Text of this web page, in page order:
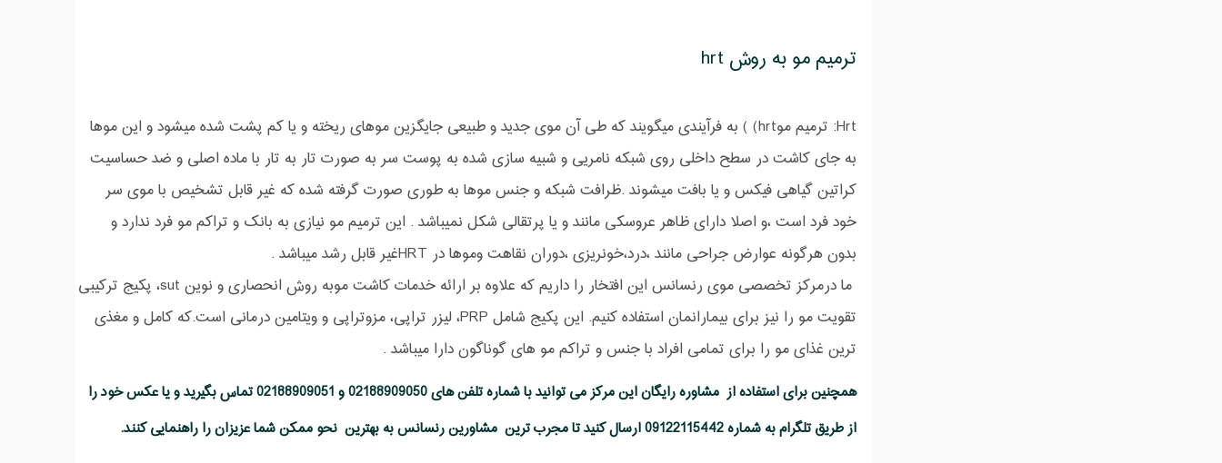
ترمیم مو به روش hrt
Hrt: ترمیم موhrt) ) به فرآیندی میگویند که طی آن موی جدید و طبیعی جایگزین موهای ریخته و یا کم پشت شده میشود و این موها
به جای کاشت در سطح داخلی روی شبکه نامریی و شبیه سازی شده به پوست سر به صورت تار به تار با ماده اصلی و ضد حساسیت
کراتین گیاهی فیکس و یا بافت میشوند .ظرافت شبکه و جنس موها به طوری صورت گرفته شده که غیر قابل تشخیص با موی سر
خود فرد است ،و اصلا دارای ظاهر عروسکی مانند و یا پرتقالی شکل نمیباشد . این ترمیم مو نیازی به بانک و تراکم مو فرد ندارد و
بدون هرگونه عوارض جراحی مانند ،درد،خونریزی ،دوران نقاهت وموها در HRTغیر قابل رشد میباشد .
ما درمرکز تخصصی موی رنسانس این افتخار را داریم که علاوه بر ارائه خدمات کاشت موبه روش انحصاری و نوین sut، پکیج ترکیبی
تقویت مو را نیز برای بیمارانمان استفاده کنیم. این پکیج شامل PRP، لیزر تراپی، مزوتراپی و ویتامین درمانی است.که کامل و مغذی
ترین غذای مو را برای تمامی افراد با جنس و تراکم مو های گوناگون دارا میباشد .
همچنین برای استفاده از مشاوره رایگان این مرکز می توانید با شماره تلفن های 02188909050 و 02188909051 تماس بگیرید و یا عکس خود را
از طریق تلگرام به شماره 09122115442 ارسال کنید تا مجرب ترین مشاورین رنسانس به بهترین نحو ممکن شما عزیزان را راهنمایی کنند.